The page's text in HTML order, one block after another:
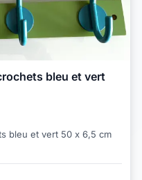
bleu et vert
bleu et vert 50 x 6,5 cm